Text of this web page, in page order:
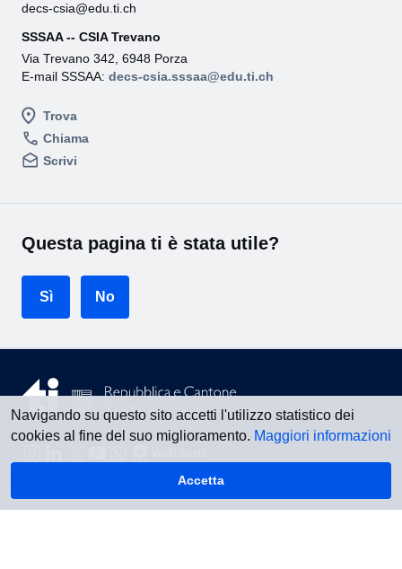
Navigando su questo sito accetti l'utilizzo statistico dei
cookies al fine del suo miglioramento. Maggiori informazioni
Accetta
Trova
Chiama
Scrivi
decs-csia@edu.ti.ch
SSSAA -- CSIA Trevano
Via Trevano 342, 6948 Porza
E-mail SSSAA: decs-csia.sssaa@edu.ti.ch
Questa pagina ti è stata utile?
Sì No